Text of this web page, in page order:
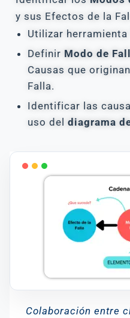
y sus Efectos de la
Utilizar herramienta
Definir Modo de
Causas que
Falla.
Identificar las
uso del diagrama
Colaboración entre